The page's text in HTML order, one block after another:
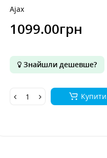
Ajax
1099.00грн
Знайшли дешевше?
Купити